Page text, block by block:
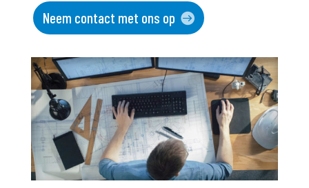
Neem contact met ons op